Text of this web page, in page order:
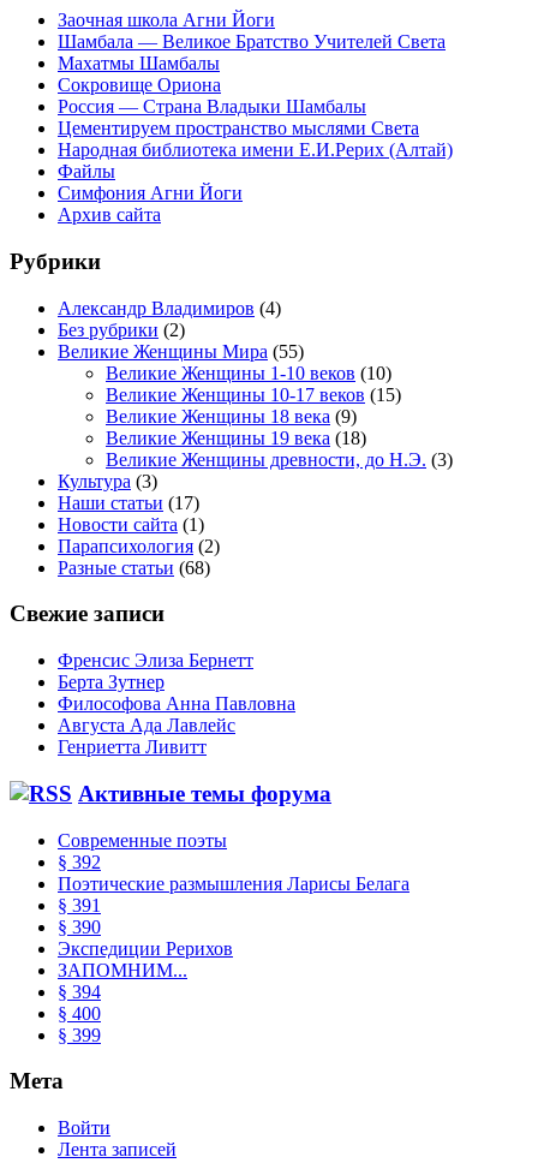
Заочная школа Агни Йоги
Шамбала — Великое Братство Учителей Света
Махатмы Шамбалы
Сокровище Ориона
Россия — Страна Владыки Шамбалы
Цементируем пространство мыслями Света
Народная библиотека имени Е.И.Рерих (Алтай)
Файлы
Симфония Агни Йоги
Архив сайта
Рубрики
Александр Владимиров (4)
Без рубрики (2)
Великие Женщины Мира (55)
Великие Женщины 1-10 веков (10)
Великие Женщины 10-17 веков (15)
Великие Женщины 18 века (9)
Великие Женщины 19 века (18)
Великие Женщины древности, до Н.Э. (3)
Культура (3)
Наши статьи (17)
Новости сайта (1)
Парапсихология (2)
Разные статьи (68)
Свежие записи
Френсис Элиза Бернетт
Берта Зутнер
Философова Анна Павловна
Августа Ада Лавлейс
Генриетта Ливитт
Активные темы форума
Современные поэты
§ 392
Поэтические размышления Ларисы Белага
§ 391
§ 390
Экспедиции Рерихов
ЗАПОМНИМ...
§ 394
§ 400
§ 399
Мета
Войти
Лента записей